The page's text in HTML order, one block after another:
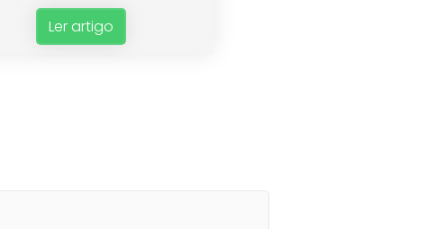
Ler artigo